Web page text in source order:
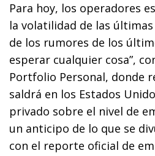
Para hoy, los operadores
la volatilidad de las
de los rumores de los
esperar cualquier cosa”,
Portfolio Personal, donde
saldrá en los Estados
privado sobre el nivel de
un anticipo de lo que se
con el reporte oficial de